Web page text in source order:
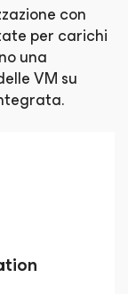
con
per carichi
una
VM su